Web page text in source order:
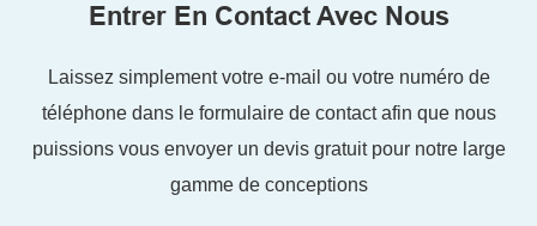
Entrer En Contact Avec Nous
Laissez simplement votre e-mail ou votre numéro de
téléphone dans le formulaire de contact afin que nous
puissions vous envoyer un devis gratuit pour notre large
gamme de conceptions